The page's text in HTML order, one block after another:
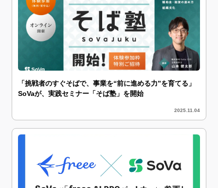
「挑戦者のすぐそばで、事業を“前に進める力”を育てる」
SoVaが、実践セミナー「そば塾」を開始
2025.11.04